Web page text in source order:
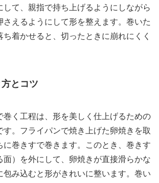
して、親指で持ち上げるようにしながら
さえるようにして形を整えます。巻いた
着かせると、切ったときに崩れにくく
とコツ
巻く工程は、形を美しく仕上げるための
す。フライパンで焼き上げた卵焼きを取
に巻きすで巻きます。このとき、巻きす
面）を外にして、卵焼きが直接滑らかな
包み込むと形がきれいに整います。巻い